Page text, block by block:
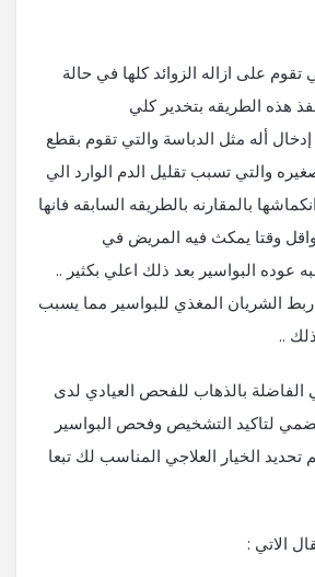
تقوم على ازاله الزوائد كلها في حالة
هذه الطريقه بتخدير كلي
إدخال أله مثل الدباسة والتي تقوم بقطع
والتي تسبب تقليل الدم الوارد الي
بالمقارنه بالطريقه السابقه فانها
واقل وقتا يمكث فيه المريض في
عوده البواسير بعد ذلك اعلي بكثير ..
ربط الشريان المغذي للبواسير مما يسبب
..
الفاضلة بالذهاب للفحص العيادي لدى
لتاكيد التشخيص وفحص البواسير
تحديد الخيار العلاجي المناسب لك تبعا
الاتي :